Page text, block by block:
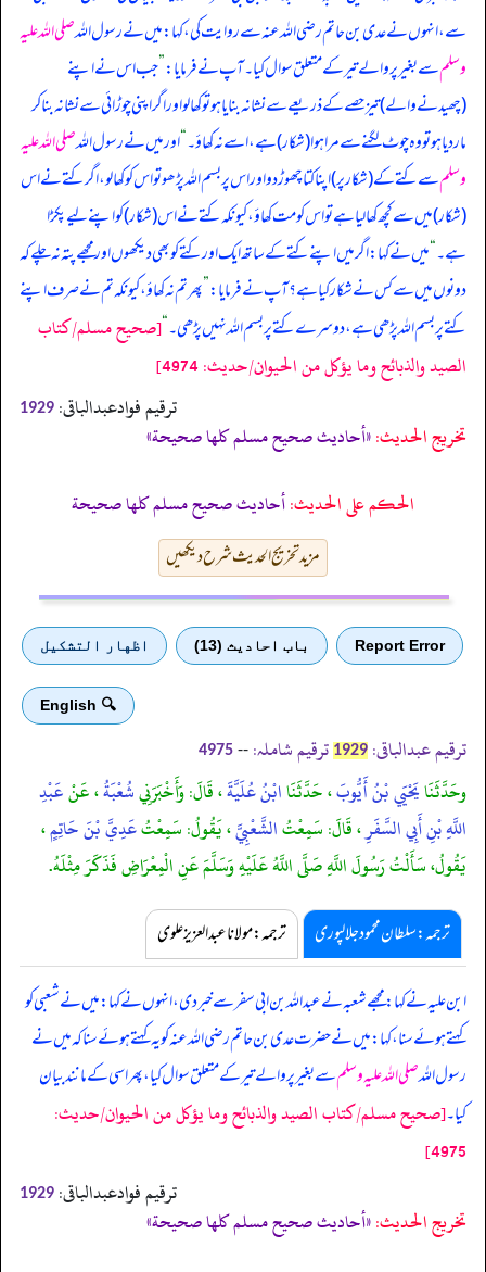
سے، انہوں نے عدی بن حاتم رضی اللہ عنہ سے روایت کی، کہا: میں نے رسول اللہصلی اللہ علیہ
وسلمسے بغیر پر والے تیر کے متعلق سوال کیا۔ آپ نے فرمایا:”جب اس نے اپنے
(چھیدنے والے) تیز حصے کے ذریعے سے نشانہ بنایا ہو تو کھا لو اور اگر اپنی چوڑائی سے نشانہ بنا کر
مار دیا ہو تو وہ چوٹ لگنے سے مرا ہوا (شکار) ہے، اسے نہ کھاؤ۔“اور میں نے رسول اللہصلی اللہ علیہ
وسلمسے کتے کے (شکار پر) اپنا کتا چھوڑ دو اور اس پر بسم اللہ پڑھو تو اس کو کھا لو، اگر کتے نے اس
(شکار) میں سے کچھ کھا لیا ہے تو اس کو مت کھاؤ، کیونکہ کتے نے اس (شکار) کو اپنے لیے پکڑا
ہے۔“میں نے کہا: اگر میں اپنے کتے کے ساتھ ایک اور کتے کو بھی دیکھوں اور مجھے پتہ نہ چلے کہ
دونوں میں سے کس نے شکار کیا ہے؟ آپ نے فرمایا:”پھر تم نہ کھاؤ، کیونکہ تم نے صرف اپنے
کتے پر بسم اللہ پڑھی ہے، دوسرے کتے پر بسم اللہ نہیں پڑھی۔“[صحيح مسلم/كتاب
الصيد والذبائح وما يؤكل من الحيوان/حدیث: 4974]
ترقیم فوادعبدالباقی: 1929
تخریج الحدیث:«أحاديث صحيح مسلم كلها صحيحة»
الحكم على الحديث:أحاديث صحيح مسلم كلها صحيحة
مزید تخریج الحدیث شرح دیکھیں
Report Error باب احادیث (13) اظهار التشكيل
🔍 English
ترقیم عبدالباقی: 1929 ترقیم شاملہ: --
4975
وحَدَّثَنَايَحْيَي بْنُ أَيُّوبَ، حَدَّثَنَاابْنُ عُلَيَّةَ، قَالَ: وَأَخْبَرَنِيشُعْبَةُ، عَنْعَبْدِ
اللَّهِ بْنِ أَبِي السَّفَرِ، قَالَ: سَمِعْتُالشَّعْبِيَّ، يَقُولُ: سَمِعْتُعَدِيَّ بْنَ حَاتِمٍ،
يَقُولُ، سَأَلْتُ رَسُولَ اللَّهِ صَلَّى اللَّهُ عَلَيْهِ وَسَلَّمَ عَنِ الْمِعْرَاضِ فَذَكَرَ مِثْلَهُ.
ترجمہ:سلطان محمود جلالپوری ترجمہ:مولانا عبدالعزیز علوی
ابن علیہ نے کہا: مجھے شعبہ نے عبداللہ بن ابی سفر سے خبر دی، انہوں نے کہا: میں نے شعبی کو
کہتے ہوئے سنا، کہا: میں نے حضرت عدی بن حاتم رضی اللہ عنہ کو یہ کہتے ہوئے سنا کہ میں نے
رسول اللہصلی اللہ علیہ وسلمسے بغیر پر والے تیر کے متعلق سوال کیا، پھر اسی کے مانند بیان
کیا۔[صحيح مسلم/كتاب الصيد والذبائح وما يؤكل من الحيوان/حدیث:
4975]
ترقیم فوادعبدالباقی: 1929
تخریج الحدیث:«أحاديث صحيح مسلم كلها صحيحة»